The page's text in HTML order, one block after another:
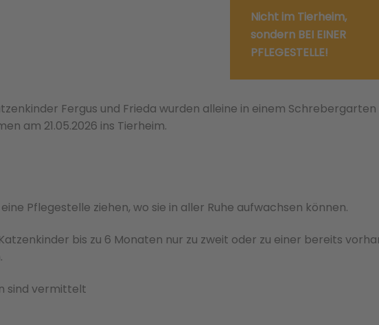
Nicht im Tierheim,
sondern BEI EINER
PFLEGESTELLE!
Fergus und Frieda wurden alleine in einem Schrebergarten
am 21.05.2026 ins Tierheim.
Pflegestelle ziehen, wo sie in aller Ruhe aufwachsen können.
bis zu 6 Monaten nur zu zweit oder zu einer bere­its
sind vermittelt